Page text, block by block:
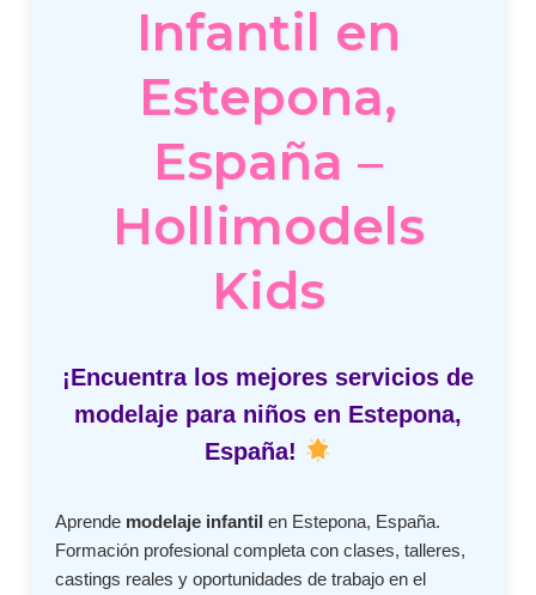
Infantil en
Estepona,
España –
Hollimodels
Kids
¡Encuentra los mejores servicios de
modelaje para niños en Estepona,
España!
Aprende modelaje infantil en Estepona, España.
Formación profesional completa con clases, talleres,
castings reales y oportunidades de trabajo en el